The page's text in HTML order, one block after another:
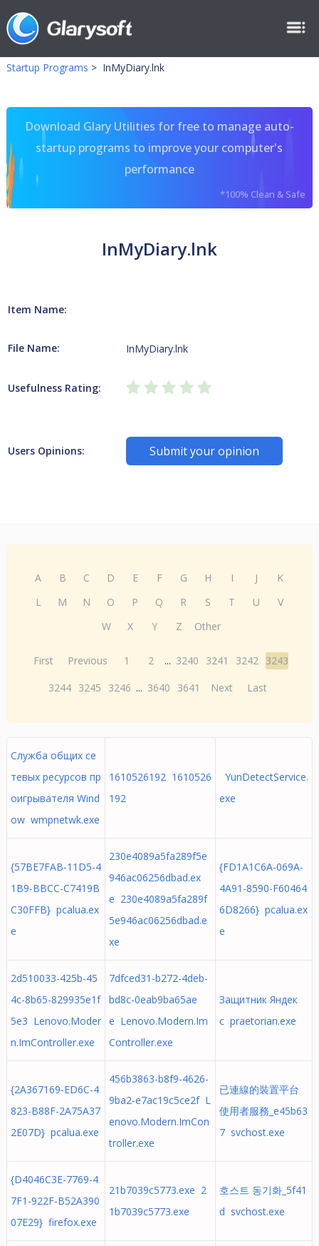
Startup Programs > InMyDiary.lnk
Download Glary Utilities for free to manage auto-
startup programs to improve your computer's
performance
*100% Clean & Safe
InMyDiary.lnk
Item Name:
File Name: InMyDiary.lnk
Usefulness Rating:
Users Opinions: Submit your opinion
A B C D E F G H I J
K
L
M N O P Q R S T U
V
W
X Y Z Other
First Previous 1 2 ... 3240 3241 3242 3243
3244 3245 3246 ... 3640 3641 Next Last
Служба общих се
тевых ресурсов пр
оигрывателя Wind
ow wmpnetwk.exe
1610526192 1610526
192
YunDetectService.
exe
{57BE7FAB-11D5-4
1B9-BBCC-C7419B
C30FFB} pcalua.ex
e
230e4089a5fa289f5e
946ac06256dbad.ex
e 230e4089a5fa289f
5e946ac06256dbad.e
xe
{FD1A1C6A-069A-
4A91-8590-F60464
6D8266} pcalua.ex
e
2d510033-425b-45
4c-8b65-829935e1f
5e3 Lenovo.Moder
n.ImController.exe
7dfced31-b272-4deb-
bd8c-0eab9ba65ae
e Lenovo.Modern.Im
Controller.exe
Защитник Яндек
с praetorian.exe
{2A367169-ED6C-4
823-B88F-2A75A37
2E07D} pcalua.exe
456b3863-b8f9-4626-
9ba2-e7ac19c5ce2f L
enovo.Modern.ImCon
troller.exe
已連線的裝置平台
使用者服務_e45b63
7 svchost.exe
{D4046C3E-7769-4
7F1-922F-B52A390
07E29} firefox.exe
21b7039c5773.exe 2
1b7039c5773.exe
호스트 동기화_5f41
d svchost.exe